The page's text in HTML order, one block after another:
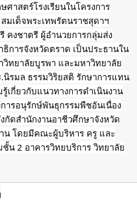
ศาสตร์โรงเรียนในโครงการ
มเด็จพระเทพรัตนราชสุดาฯ
คงชาตรี ผู้อำนวยการกลุ่มส่ง
การจังหวัดตราด เป็นประธานใน
ทยาลัยบูรพา และมหาวิทยาลัย
รมล ธรรมวิริยสติ รักษาการแทน
เกี่ยวกับแนวทางการดำเนินงาน
ารอนุรักษ์พันธุกรรมพืชอันเนื่อง
กัดสำนักงานอาชีวศึกษาจังหวัด
น โดยมีคณะผู้บริหาร ครู และ
น 2 อาคารวิทยบริการ วิทยาลัย